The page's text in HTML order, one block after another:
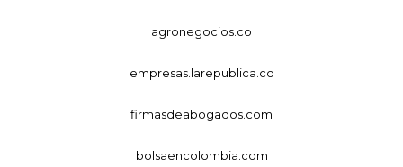
agronegocios.co
empresas.larepublica.co
firmasdeabogados.com
bolsaencolombia.com